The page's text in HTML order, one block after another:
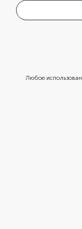
Любое